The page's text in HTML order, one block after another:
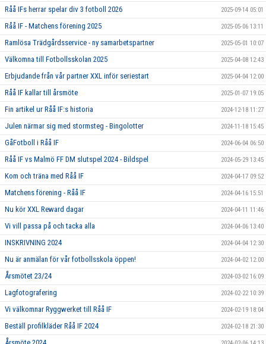
Råå IFs herrar spelar div 3 fotboll 2026 2025-09-14 05:01
Råå IF - Matchens förening 2025 2025-05-06 13:11
Ramlösa Trädgårdsservice - ny samarbetspartner 2025-05-01 10:07
Välkomna till Fotbollsskolan 2025 2025-04-08 12:43
Erbjudande från vår partner XXL inför seriestart 2025-04-04 12:00
Råå IF kallar till årsmöte 2025-01-07 19:05
Fin artikel ur Råå IF:s historia 2024-12-18 11:27
Julen närmar sig med stormsteg - Bingolotter 2024-11-18 15:45
GåFotboll i Råå IF 2024-06-04 06:50
Råå IF vs Malmö FF DM slutspel 2024 - Bildspel 2024-05-29 13:45
Kom och träna med Råå IF 2024-04-17 09:52
Matchens förening - Råå IF 2024-04-16 15:51
Nu kör XXL Reward dagar 2024-04-11 11:46
Vi vill passa på och tacka alla 2024-04-06 13:40
INSKRIVNING 2024 2024-04-04 12:30
Nu är anmälan för vår fotbollsskola öppen! 2024-04-02 12:00
Årsmötet 23/24 2024-03-02 16:09
Lagfotografering 2024-02-22 10:39
Vi välkomnar Ryggwerket till Råå IF 2024-02-19 18:04
Beställ profilkläder Råå IF 2024 2024-02-18 21:30